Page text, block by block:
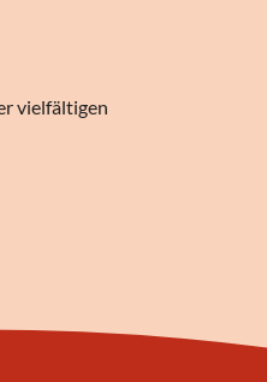
vielfältigen